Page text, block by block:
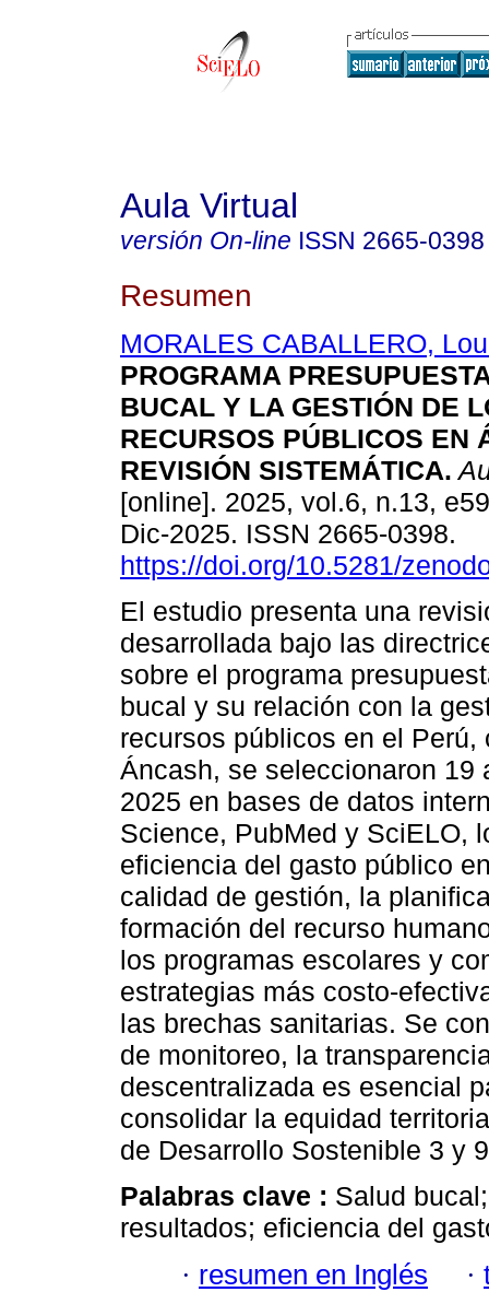
Aula Virtual
versión On-line ISSN 2665-0398
Resumen
MORALES CABALLERO,
PROGRAMA
BUCAL Y LA GESTIÓN DE
RECURSOS PÚBLICOS EN
REVISIÓN SISTEMÁTICA.
[online]. 2025, vol.6, n.13,
Dic-2025. ISSN 2665-0398.
https://doi.org/10.5281/
El estudio presenta una
desarrollada bajo las
sobre el programa
bucal y su relación con la
recursos públicos en el
Áncash, se seleccionaron 19
2025 en bases de datos
Science, PubMed y SciELO,
eficiencia del gasto público
calidad de gestión, la
formación del recurso
los programas escolares y
estrategias más costo-
las brechas sanitarias. Se
de monitoreo, la
descentralizada es esencial
consolidar la equidad
de Desarrollo Sostenible 3 y
Palabras clave : Salud
resultados; eficiencia del
· resumen en Inglés ·